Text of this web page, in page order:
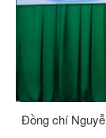
Đồng chí